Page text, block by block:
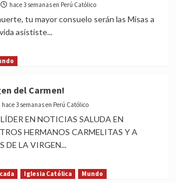
hace 3 semanas en Perú Católico
tu mayor consuelo serán las Misas a
asististe...
del Carmen!
hace 3 semanas en Perú Católico
EN NOTICIAS SALUDA EN
HERMANOS CARMELITAS Y A
DE LA VIRGEN...
Iglesia Católica Mundo